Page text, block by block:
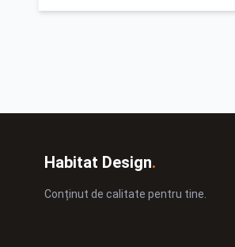
Habitat Design.
Conținut de calitate pentru tine.